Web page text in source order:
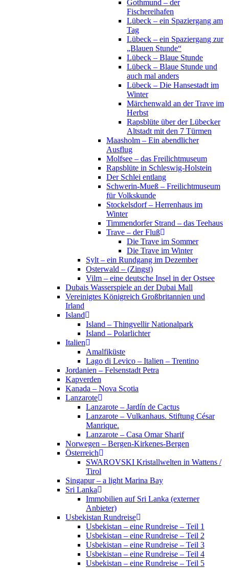
Gothmund – der
Fischereihafen
Lübeck – ein Spaziergang am
Tag
Lübeck – ein Spaziergang zur
„Blauen Stunde“
Lübeck – Blaue Stunde
Lübeck – Blaue Stunde und
auch mal anders
Lübeck – Die Hansestadt im
Winter
Märchenwald an der Trave im
Herbst
Rapsblüte über der Lübecker
Altstadt mit den 7 Türmen
Maasholm – Ein abendlicher
Ausflug
Molfsee – das Freilichtmuseum
Rapsblüte in Schleswig-Holstein
Der Schlei entlang
Schwerin-Mueß – Freilichtmuseum
für Volkskunde
Stockelsdorf – Herrenhaus im
Winter
Timmendorfer Strand – das Teehaus
Trave – der Fluß
Die Trave im Sommer
Die Trave im Winter
Sylt – ein Rundgang im Dezember
Osterwald – (Zingst)
Vilm – eine deutsche Insel in der Ostsee
Dubais Wasserspiele an der Dubai Mall
Vereinigtes Königreich Großbritannien und
Irland
Island
Island – Thingvellir Nationalpark
Island – Polarlichter
Italien
Amalfiküste
Lago di Levico – Italien – Trentino
Jordanien – Felsenstadt Petra
Kapverden
Kanada – Nova Scotia
Lanzarote
Lanzarote – Jardín de Cactus
Lanzarote – Vulkanhaus. Stiftung César
Manrique.
Lanzarote – Casa Omar Sharif
Norwegen – Bergen-Kirkenes-Bergen
Österreich
SWAROVSKI Kristallwelten in Wattens /
Tirol
Singapur – a light Marina Bay
Sri Lanka
Immobilien auf Sri Lanka (externer
Anbieter)
Usbekistan Rundreise
Usbekistan – eine Rundreise – Teil 1
Usbekistan – eine Rundreise – Teil 2
Usbekistan – eine Rundreise – Teil 3
Usbekistan – eine Rundreise – Teil 4
Usbekistan – eine Rundreise – Teil 5